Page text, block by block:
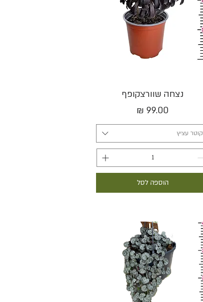
תצוגה מהירה
נצחה שוורצקופף
מחיר
קוטר עציץ
הוספה לסל